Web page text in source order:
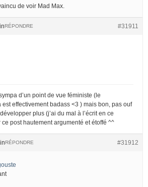
de voir Mad Max.
#31911
RÉPONDRE
d’un point de vue féministe (le
effectivement badass <3 ) mais bon, pas ouf
plus (j’ai du mal à l’écrit en ce
post hautement argumenté et étoffé ^^
#31912
RÉPONDRE